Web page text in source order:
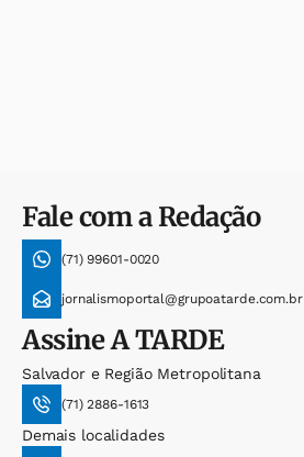
Fale com a Redação
(71) 99601-0020
jornalismoportal@grupoatarde.com.br
AssineA TARDE
Salvador e Região Metropolitana
(71) 2886-1613
Demais localidades